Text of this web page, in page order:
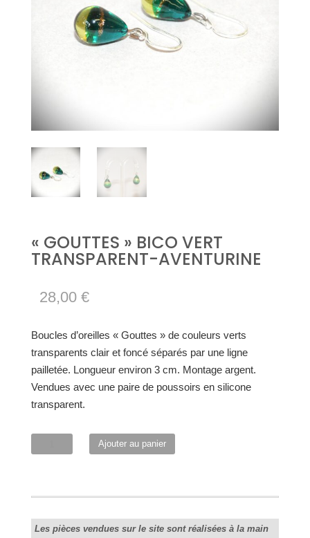
« GOUTTES » BICO VERT
TRANSPARENT-AVENTURINE
28,00 €
Boucles d’oreilles « Gouttes » de couleurs verts
transparents clair et foncé séparés par une ligne
pailletée. Longueur environ 3 cm. Montage argent.
Vendues avec une paire de poussoirs en silicone
transparent.
bico
transparent-
Ajouter au panier
Les pièces vendues sur le site sont réalisées à la main